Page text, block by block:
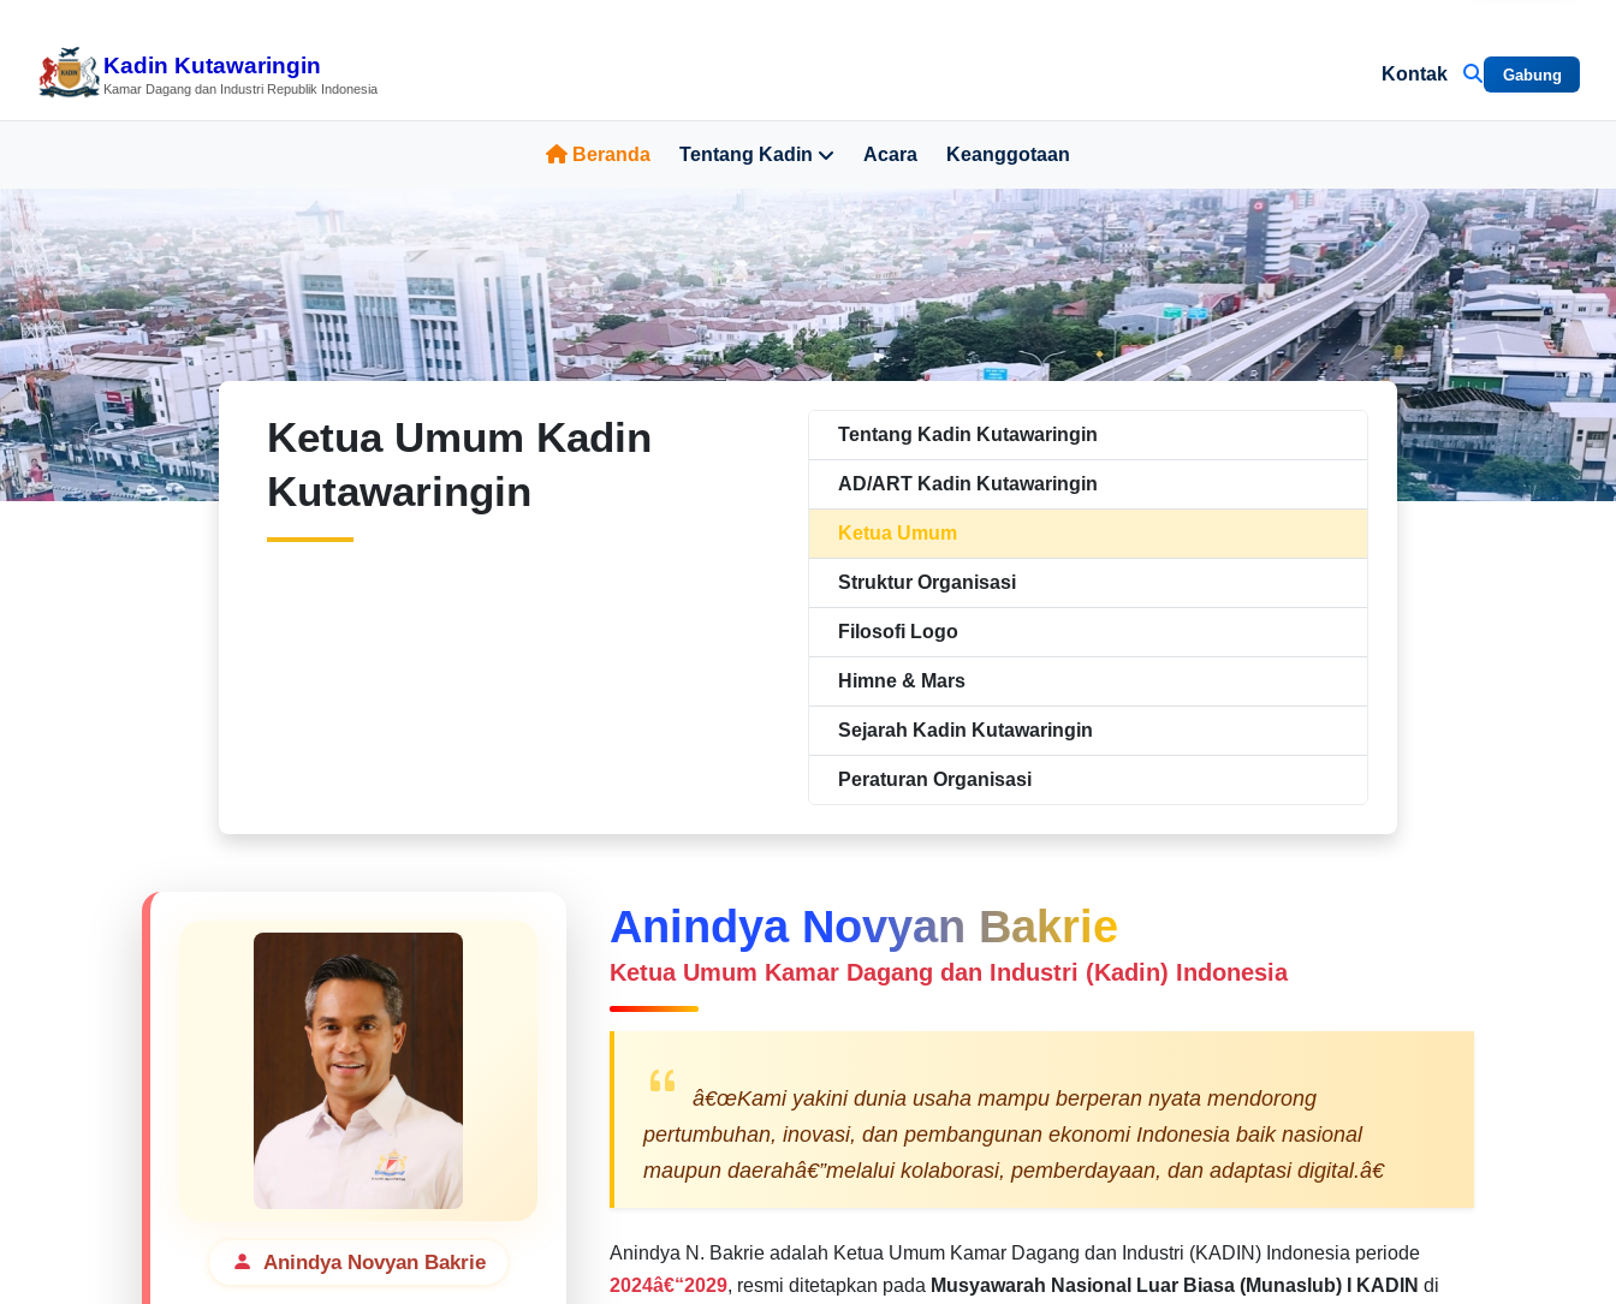
Kadin Kutawaringin
Kamar Dagang dan Industri Republik Indonesia
Kontak Gabung
Beranda Tentang Kadin Acara Keanggotaan
Ketua Umum Kadin
Kutawaringin
Tentang Kadin Kutawaringin
AD/ART Kadin Kutawaringin
Ketua Umum
Struktur Organisasi
Filosofi Logo
Himne & Mars
Sejarah Kadin Kutawaringin
Peraturan Organisasi
Anindya Novyan Bakrie
Anindya Novyan Bakrie
Ketua Umum Kamar Dagang dan Industri (Kadin) Indonesia
â€œKami yakini dunia usaha mampu berperan nyata mendorong
pertumbuhan, inovasi, dan pembangunan ekonomi Indonesia baik nasional
maupun daerahâ€”melalui kolaborasi, pemberdayaan, dan adaptasi digital.â€
Anindya N. Bakrie adalah Ketua Umum Kamar Dagang dan Industri (KADIN) Indonesia periode
2024â€“2029, resmi ditetapkan pada Musyawarah Nasional Luar Biasa (Munaslub) I KADIN di